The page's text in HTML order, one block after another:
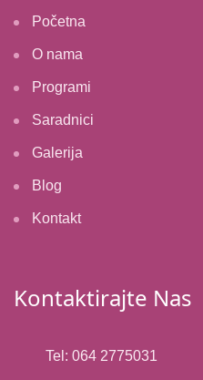
Početna
O nama
Programi
Saradnici
Galerija
Blog
Kontakt
Kontaktirajte Nas
Tel: 064 2775031